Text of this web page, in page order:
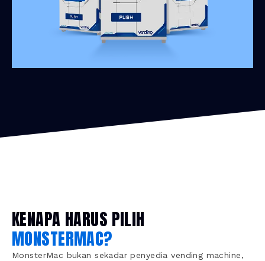
KENAPA HARUS PILIH
MONSTERMAC?
MonsterMac bukan sekadar penyedia vending machine,